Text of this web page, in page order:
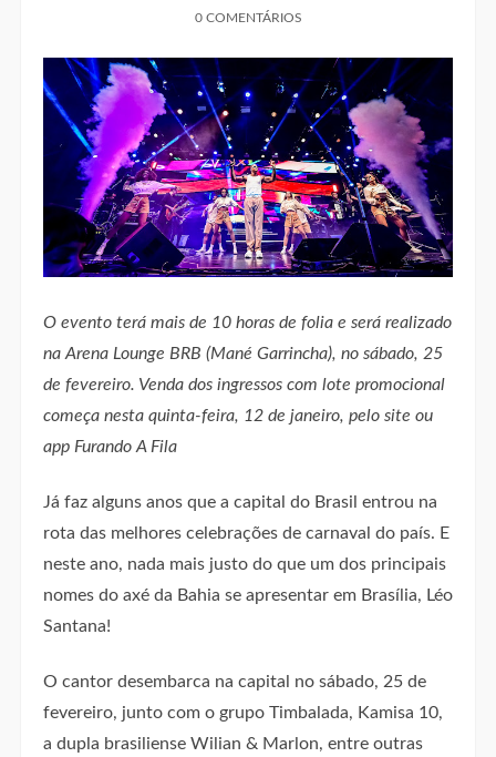
0 COMENTÁRIOS
O evento terá mais de 10 horas de folia e será realizado
na Arena Lounge BRB (Mané Garrincha), no sábado, 25
de fevereiro. Venda dos ingressos com lote promocional
começa nesta quinta-feira, 12 de janeiro, pelo site ou
app Furando A Fila
Já faz alguns anos que a capital do Brasil entrou na
rota das melhores celebrações de carnaval do país. E
neste ano, nada mais justo do que um dos principais
nomes do axé da Bahia se apresentar em Brasília, Léo
Santana!
O cantor desembarca na capital no sábado, 25 de
fevereiro, junto com o grupo Timbalada, Kamisa 10,
a dupla brasiliense Wilian & Marlon, entre outras